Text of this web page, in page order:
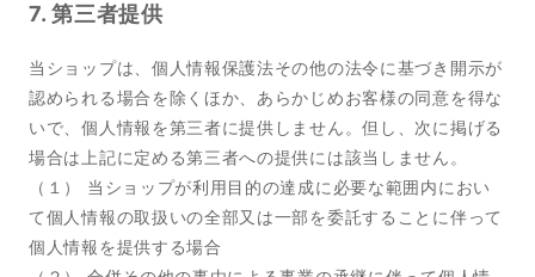
7. 第三者提供
当ショップは、個人情報保護法その他の法令に基づき開示が
認められる場合を除くほか、あらかじめお客様の同意を得な
いで、個人情報を第三者に提供しません。但し、次に掲げる
場合は上記に定める第三者への提供には該当しません。
（１） 当ショップが利用目的の達成に必要な範囲内におい
て個人情報の取扱いの全部又は一部を委託することに伴って
個人情報を提供する場合